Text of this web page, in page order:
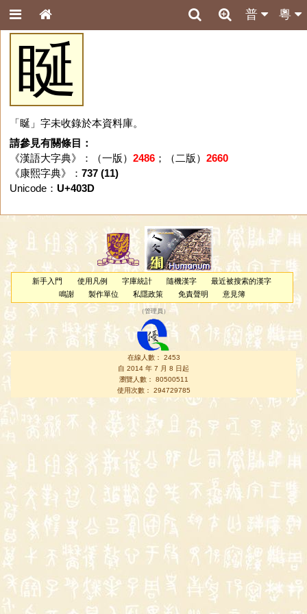
粵
普
䀽
「䀽」字未收錄於本資料庫。
請參見有關條目：
《漢語大字典》：（一版） 2486；（二版） 2660
《康熙字典》： 737 (11)
Unicode： U+403D
新手入門 使用凡例 字庫統計 隨機漢字
最近被搜索的漢字
鳴謝
製作單位 私隱政策 免責聲明 意見簿
（管理員 ）
在線人數： 2453
自 2014 年 7 月 8 日起
瀏覽人數： 80500511
使用次數： 294729785